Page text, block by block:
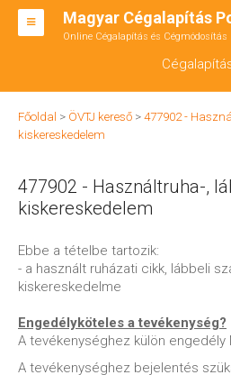
Magyar Cégalapítás
Online Cégalapítás és Cégmódosítás
BT ALAPÍTÁS
RT ALAPÍTÁS
ÁTALAKULÁS
ENGEDÉLYKÖTELES
Főoldal > ÖVTJ kereső > 477902 -
kiskereskedelem
477902 - Használtruha-,
kiskereskedelem
Ebbe a tételbe tartozik:
- a használt ruházati cikk, lábbeli
kiskereskedelme
Engedélyköteles a tevékenység?
A tevékenységhez külön engedély
A tevékenységhez bejelentés